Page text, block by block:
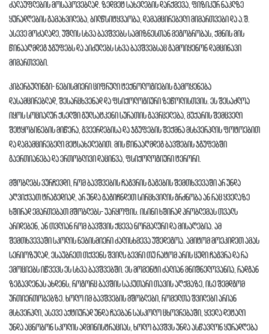
ძალაუფლების მოსაპოვებლად. ზედმეტ სახელების დარქმევა, ფიზიკურ ნაკლზე
ყურადღების გამახვილება, ბილწსიტყვაობა, დამამცირებელი მიმართვები და ა.შ.
ასევე მოძალადე, უშლის სხვა ბავშვებს სამიზნესთან მეგობრობას, ქმნის მის
წინააღმდეგ ჯგუფებს და აიძულებს სხვა ბავშვებსაც გამოიყენონ დამცინავი
მიმართვები.
კიბერბულინგი- ნებისმიერი ციფრული ტექნოლოგიების გამოყენება
დასამცირებლად, შესარცხვენად და ფსიქოლოგიური ზეწოლისთვის. ეს შესაძლოა
იყოს სოციალურ ქსელში გულსატკენი სურათის გავრცელება, მუქარის შემცველი
შეტყობინების მიწერა, გვეერდებისა და ჯგუფების შექმნა მსხვერპლის ფოტოებით
და დამამცირებელი მეტსახელებით. მის წინააღმდეგ ბავშების ჯგუფებში
გაერთიანება და ერთობლივი დაცინვა, ფსიქოლოგიური ტერორი.
მშობლებს ვურჩევდი, რომ ბავშვების ჩაგვრის გაგების შემთხვევაში არ უნდა
აღვიქვათ ტრაგედიად, არ უნდა გაგიჩნდეთ სირცხვილის გრძნობა ან რაც ყველაზე
ხშირად ემართებათ მშობლებს- უარყოფის. ისინი ხშირად პრობლემას თვალს
არიდებენ, ან თვლიან რომ ბავშვის ქცევა ნორმალური და მისაღებია. ამ
შემთხვევაში სკოლის ნებისმიერი ძალისხმევა უშედეგოა. ამიტომ მოეკიდეთ ამას
სერიოზულად, ესაუბრეთ თქვენს შვილს ბევრი თუ რატომ არის ცუდი ჩაგვრა და რა
ემოციებს იწვევს ეს სხვა ბავშვებში. ეს მომენტი ძალიან მნიშნელოვანია, რადგან
ზეგავლენას ახდენს, როგორც ბავშის საკუთარი თავის აღქმაზე, ისე შემდგომ
ურთიერთობებზე. ხოლო იმ ბავშვების მშობლები, რომელთა შვილები არიან
მსხვერპლი, ასევე აქტიურად უნდა ჩაებან სასკოლო ცხოვრებაში, ყველა დეტალი
უნდა აცნობონ სკოლის ადმინისტრაციას, ხოლო ბავშვს უნდა ასწავლონ ყურადღება